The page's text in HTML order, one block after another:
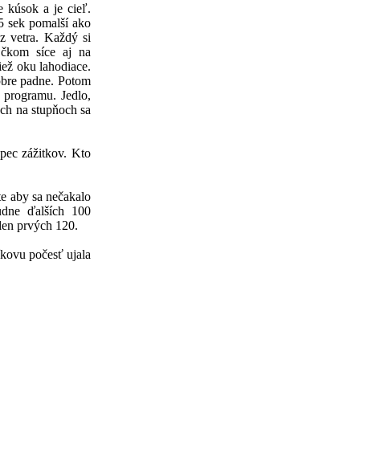
kúsok a je cieľ.
sek pomalší ako
vetra. Každý si
síce aj na
oku lahodiace.
padne. Potom
Jedlo,
na stupňoch sa
zážitkov. Kto
aby sa nečakalo
ďalších 100
prvých 120.
počesť ujala